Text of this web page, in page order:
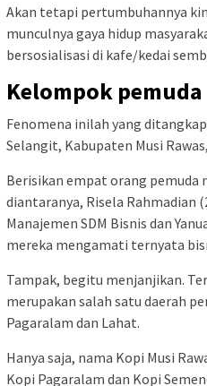
Akan tetapi pertumbuhannya
munculnya gaya hidup
bersosialisasi di kafe/kedai
Kelompok
Fenomena inilah yang
Selangit, Kabupaten Musi
Berisikan empat orang pemuda
diantaranya, Risela Rahmadian
Manajemen SDM Bisnis dan
mereka mengamati ternyata
Tampak, begitu menjanjikan.
merupakan salah satu daerah
Pagaralam dan Lahat.
Hanya saja, nama Kopi Musi
Kopi Pagaralam dan Kopi